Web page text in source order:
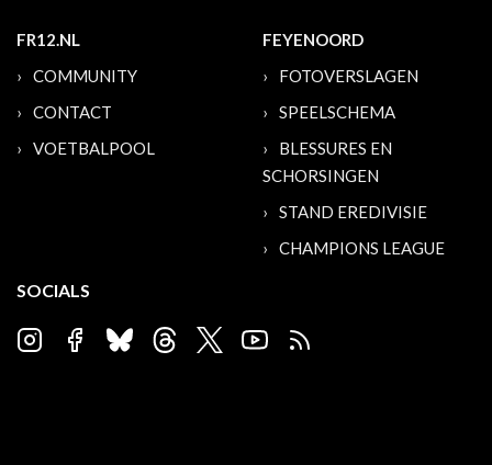
FR12.NL
COMMUNITY
CONTACT
VOETBALPOOL
FEYENOORD
FOTOVERSLAGEN
SPEELSCHEMA
BLESSURES EN
SCHORSINGEN
STAND EREDIVISIE
CHAMPIONS LEAGUE
SOCIALS